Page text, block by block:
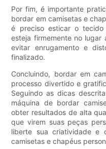
Por fim, é importante
bordar em camisetas e
é preciso esticar o
esteja firmemente no lugar
evitar enrugamento e
finalizado.
Concluindo, bordar em
processo divertido e
Seguindo as dicas
máquina de bordar
obter resultados de alta
que virem suas peças
liberte sua criatividade e
camisetas e chapéus